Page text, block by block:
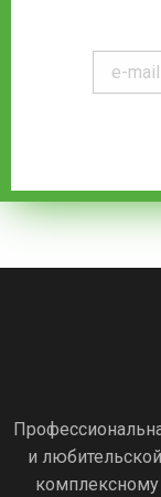
и
комплексному